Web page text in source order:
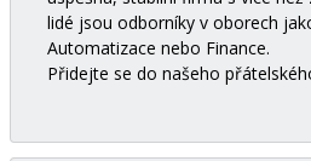
lidé jsou odborníky v oborech
Automatizace nebo Finance.
Přidejte se do našeho